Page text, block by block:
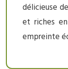
délicieuse
et riches
empreinte